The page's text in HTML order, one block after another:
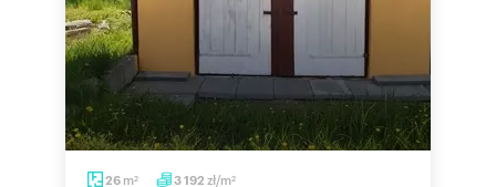
26 m2 3 192 zł/m2